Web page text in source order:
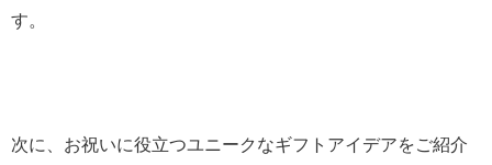
す。
次に、お祝いに役立つユニークなギフトアイデアをご紹介